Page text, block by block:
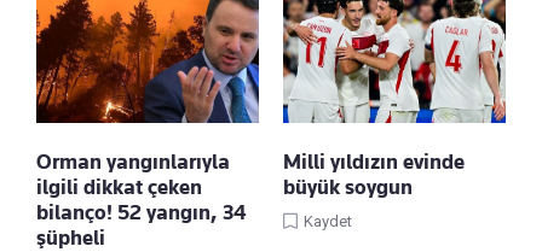
Orman yangınlarıyla
ilgili dikkat çeken
bilanço! 52 yangın, 34
şüpheli
Milli yıldızın evinde
büyük soygun
Kaydet